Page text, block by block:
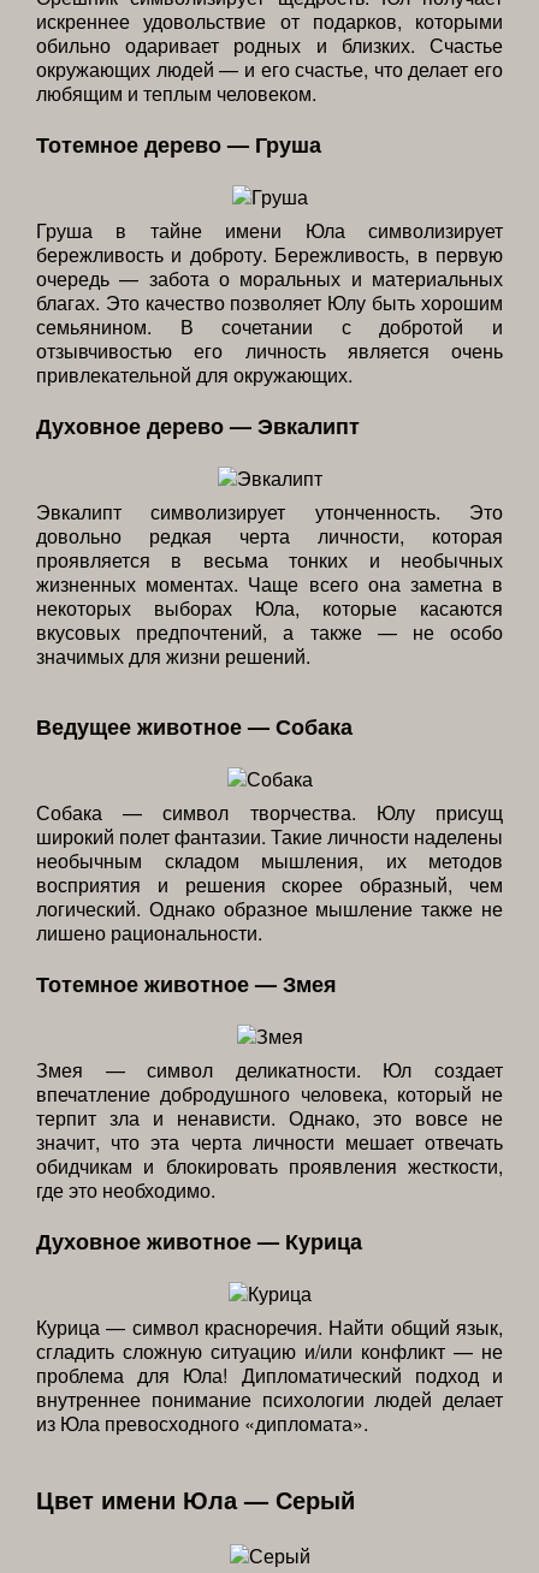
искреннее удовольствие от подарков, которыми
обильно одаривает родных и близких. Счастье
окружающих людей — и его счастье, что делает его
любящим и теплым человеком.
Тотемное дерево — Груша
Груша в тайне имени Юла символизирует
бережливость и доброту. Бережливость, в первую
очередь — забота о моральных и материальных
благах. Это качество позволяет Юлу быть хорошим
семьянином. В сочетании с добротой и
отзывчивостью его личность является очень
привлекательной для окружающих.
Духовное дерево — Эвкалипт
Эвкалипт символизирует утонченность. Это
довольно редкая черта личности, которая
проявляется в весьма тонких и необычных
жизненных моментах. Чаще всего она заметна в
некоторых выборах Юла, которые касаются
вкусовых предпочтений, а также — не особо
значимых для жизни решений.
Ведущее животное — Собака
Собака — символ творчества. Юлу присущ
широкий полет фантазии. Такие личности наделены
необычным складом мышления, их методов
восприятия и решения скорее образный, чем
логический. Однако образное мышление также не
лишено рациональности.
Тотемное животное — Змея
Змея — символ деликатности. Юл создает
впечатление добродушного человека, который не
терпит зла и ненависти. Однако, это вовсе не
значит, что эта черта личности мешает отвечать
обидчикам и блокировать проявления жесткости,
где это необходимо.
Духовное животное — Курица
Курица — символ красноречия. Найти общий язык,
сгладить сложную ситуацию и/или конфликт — не
проблема для Юла! Дипломатический подход и
внутреннее понимание психологии людей делает
из Юла превосходного «дипломата».
Цвет имени Юла — Серый